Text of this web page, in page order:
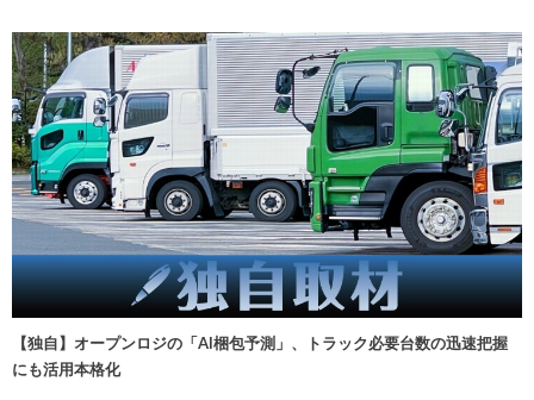
【独自】オープンロジの「AI梱包予測」、トラック必要台数の迅速把握
にも活用本格化